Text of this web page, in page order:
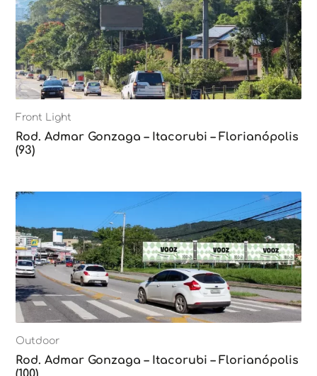
Front Light
Rod. Admar Gonzaga – Itacorubi – Florianópolis
(93)
Outdoor
Rod. Admar Gonzaga – Itacorubi – Florianópolis